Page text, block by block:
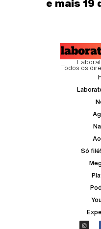
e mais 19
Todos os
Só